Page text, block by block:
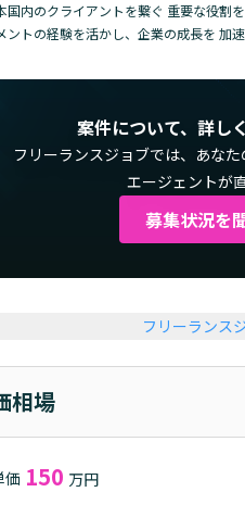
国内のクライアントを繋ぐ 重要な役割
ントの経験を活かし、企業の成長を 加
案件について、詳し
フリーランスジョブでは、 あな
エージェントが
募集状況を
フリーランス
相場
価 150 万円